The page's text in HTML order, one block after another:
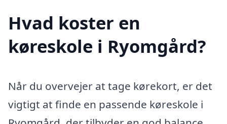
Hvad koster en
køreskole i Ryomgård?
Når du overvejer at tage kørekort, er det
vigtigt at finde en passende køreskole i